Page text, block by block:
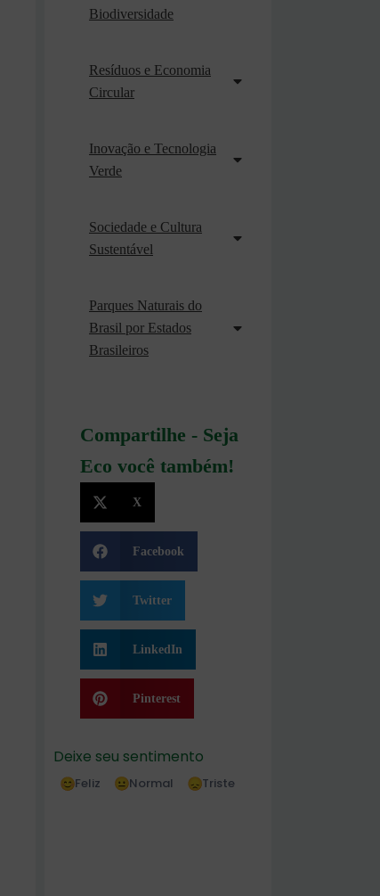
Biodiversidade
Resíduos e Economia
Circular
Inovação e Tecnologia
Verde
Sociedade e Cultura
Sustentável
Parques Naturais do
Brasil por Estados
Brasileiros
Compartilhe - Seja
Eco você também!
X
Facebook
Twitter
LinkedIn
Pinterest
Deixe seu sentimento
Feliz Normal Triste